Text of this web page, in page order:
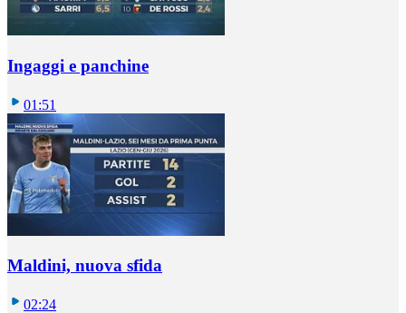
Ingaggi e panchine
01:51
Maldini, nuova sfida
02:24